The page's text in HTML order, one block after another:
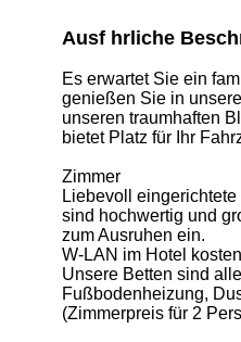
Ausf hrliche
Es erwartet Sie ein
genießen Sie in
unseren traumhaften
bietet Platz für Ihr
Zimmer
Liebevoll
sind hochwertig und
zum Ausruhen ein.
W-LAN im Hotel
Unsere Betten sind
Fußbodenheizung,
(Zimmerpreis für 2